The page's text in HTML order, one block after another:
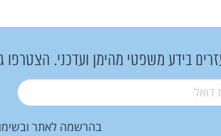
בידע משפטי מהימן ועדכני.
בהרשמה לאתר